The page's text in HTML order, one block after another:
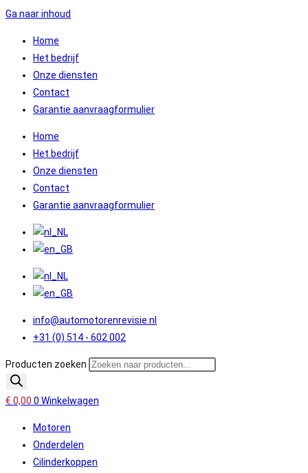
Ga naar inhoud
Home
Het bedrijf
Onze diensten
Contact
Garantie aanvraagformulier
Home
Het bedrijf
Onze diensten
Contact
Garantie aanvraagformulier
info@automotorenrevisie.nl
+31 (0) 514 - 602 002
Producten zoeken
€ 0,00 0 Winkelwagen
Motoren
Onderdelen
Cilinderkoppen